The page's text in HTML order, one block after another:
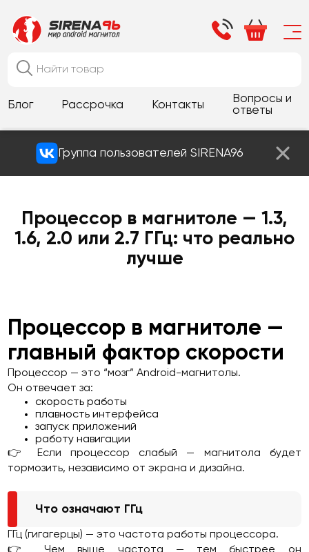
Блог Рассрочка Контакты
Вопросы и
ответы
Группа пользователей SIRENA96
Процессор в магнитоле — 1.3,
1.6, 2.0 или 2.7 ГГц: что реально
лучше
Процессор в магнитоле —
главный фактор скорости
Процессор — это “мозг” Android-магнитолы.
Он отвечает за:
скорость работы
плавность интерфейса
запуск приложений
работу навигации
👉 Если процессор слабый — магнитола будет
тормозить, независимо от экрана и дизайна.
Что означают ГГц
ГГц (гигагерцы) — это частота работы процессора.